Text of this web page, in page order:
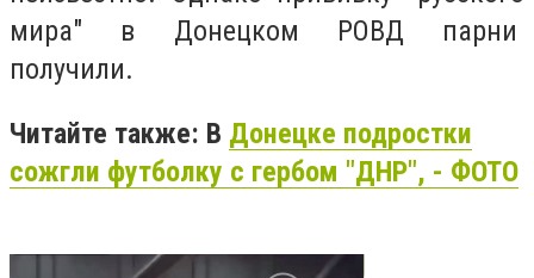
мира" в Донецком РОВД парни
получили.
Читайте также: В Донецке подростки
сожгли футболку с гербом "ДНР", - ФОТО